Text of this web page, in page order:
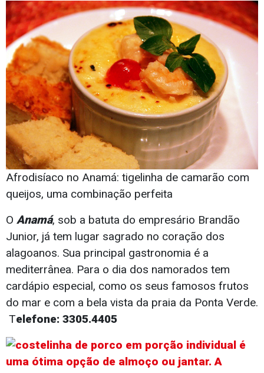
Afrodisíaco no Anamá: tigelinha de camarão com
queijos, uma combinação perfeita
O Anamá, sob a batuta do empresário Brandão
Junior, já tem lugar sagrado no coração dos
alagoanos. Sua principal gastronomia é a
mediterrânea. Para o dia dos namorados tem
cardápio especial, como os seus famosos frutos
do mar e com a bela vista da praia da Ponta Verde.
Telefone: 3305.4405